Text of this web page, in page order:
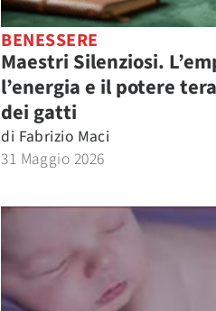
BENESSERE
Maestri Silenziosi.
l’energia e il potere
dei gatti
di Fabrizio Maci
31 Maggio 2026